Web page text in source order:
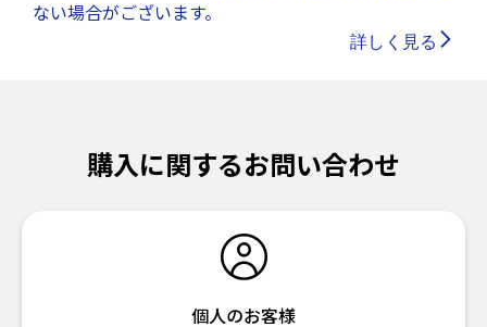
ない場合がございます。
詳しく見る
購入に関するお問い合わせ
個人のお客様